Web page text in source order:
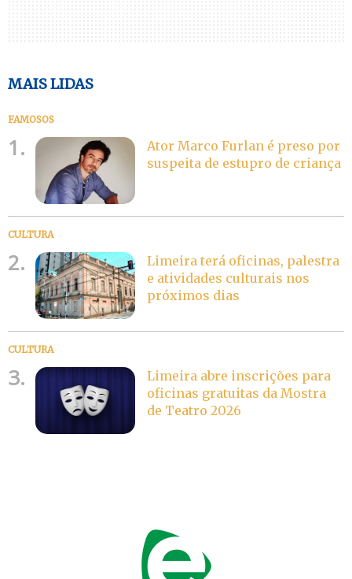
MAIS LIDAS
FAMOSOS
1.
Ator Marco Furlan é preso por
suspeita de estupro de criança
CULTURA
2.
Limeira terá oficinas, palestra
e atividades culturais nos
próximos dias
CULTURA
3.
Limeira abre inscrições para
oficinas gratuitas da Mostra
de Teatro 2026